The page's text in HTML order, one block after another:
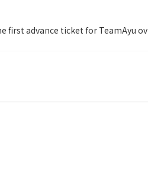
advance ticket for TeamAyu overseas members.